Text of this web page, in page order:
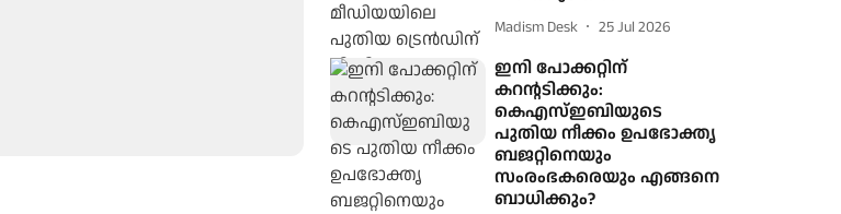
Madism Desk 25 Jul 2026
ഇനി പോക്കറ്റിന്
കറന്റടിക്കും:
കെഎസ്ഇബിയുടെ
പുതിയ നീക്കം ഉപഭോക്തൃ
ബജറ്റിനെയും
സംരംഭകരെയും എങ്ങനെ
ബാധിക്കും?